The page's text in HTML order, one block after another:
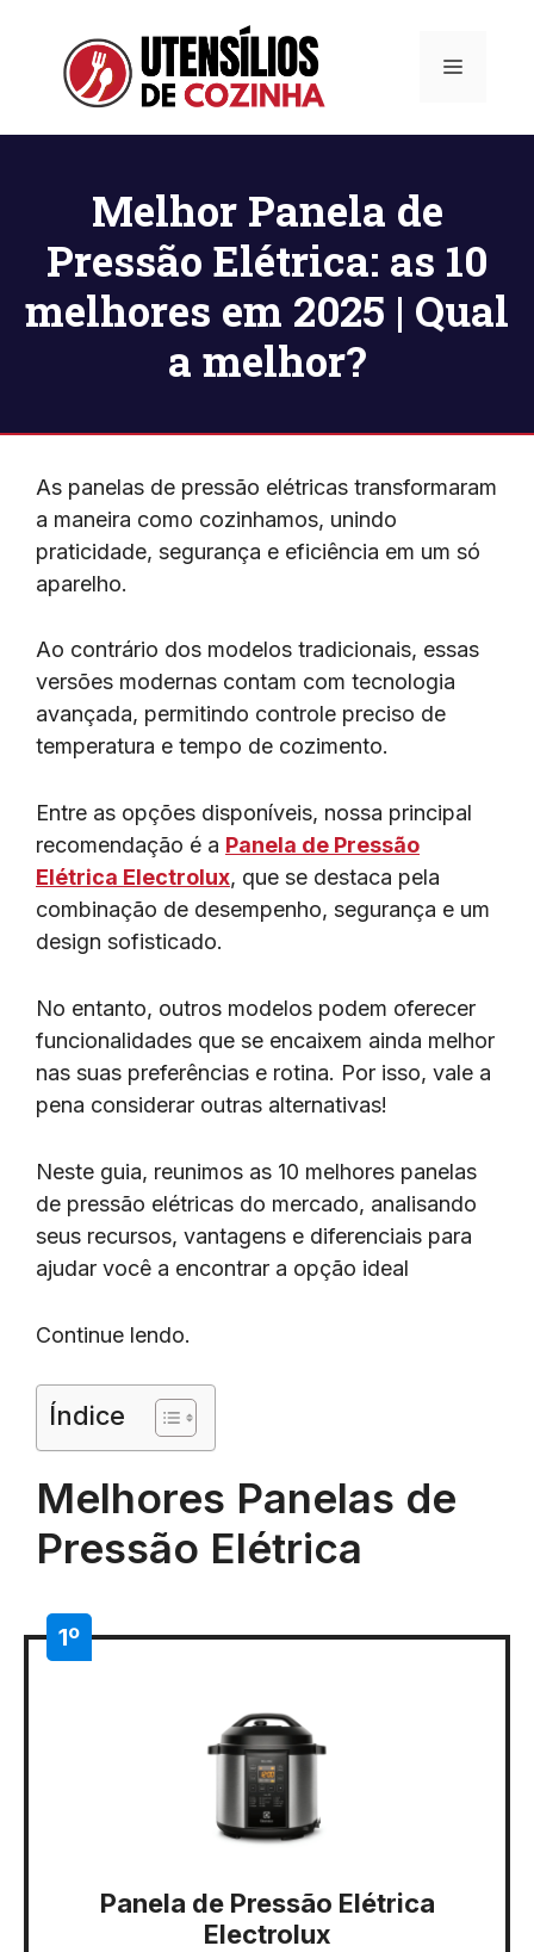
conteúdo
Menu
Melhor Panela de
Pressão Elétrica: as 10
melhores em 2025 | Qual
a melhor?
As panelas de pressão elétricas transformaram
a maneira como cozinhamos, unindo
praticidade, segurança e eficiência em um só
aparelho.
Ao contrário dos modelos tradicionais, essas
versões modernas contam com tecnologia
avançada, permitindo controle preciso de
temperatura e tempo de cozimento.
Entre as opções disponíveis, nossa principal
recomendação é a Panela de Pressão
Elétrica Electrolux, que se destaca pela
combinação de desempenho, segurança e um
design sofisticado.
No entanto, outros modelos podem oferecer
funcionalidades que se encaixem ainda melhor
nas suas preferências e rotina. Por isso, vale a
pena considerar outras alternativas!
Neste guia, reunimos as 10 melhores panelas
de pressão elétricas do mercado, analisando
seus recursos, vantagens e diferenciais para
ajudar você a encontrar a opção ideal
Continue lendo.
Índice
Melhores Panelas de
Pressão Elétrica
1º
Panela de Pressão Elétrica
Electrolux